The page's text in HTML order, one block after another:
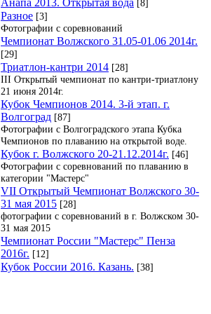
Анапа 2013. Открытая вода [8]
Разное [3]
Фотографии с соревнований
Чемпионат Волжского 31.05-01.06 2014г.
[29]
Триатлон-кантри 2014 [28]
III Открытый чемпионат по кантри-триатлону
21 июня 2014г.
Кубок Чемпионов 2014. 3-й этап. г.
Волгоград [87]
Фотографии с Волгоградского этапа Кубка
Чемпионов по плаванию на открытой воде.
Кубок г. Волжского 20-21.12.2014г. [46]
Фотографии с соревнований по плаванию в
категории "Мастерс"
VII Открытый Чемпионат Волжского 30-
31 мая 2015 [28]
фотографии с соревнований в г. Волжском 30-
31 мая 2015
Чемпионат России "Мастерс" Пенза
2016г. [12]
Кубок России 2016. Казань. [38]